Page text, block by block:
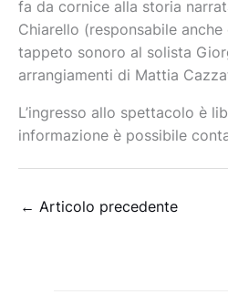
fa da cornice alla storia
Chiarello (responsabile
tappeto sonoro al solista
arrangiamenti di Mattia
L’ingresso allo spettacolo è
informazione è possibile
← Articolo precedente